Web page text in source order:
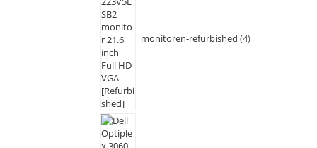
monitoren-refurbished 4